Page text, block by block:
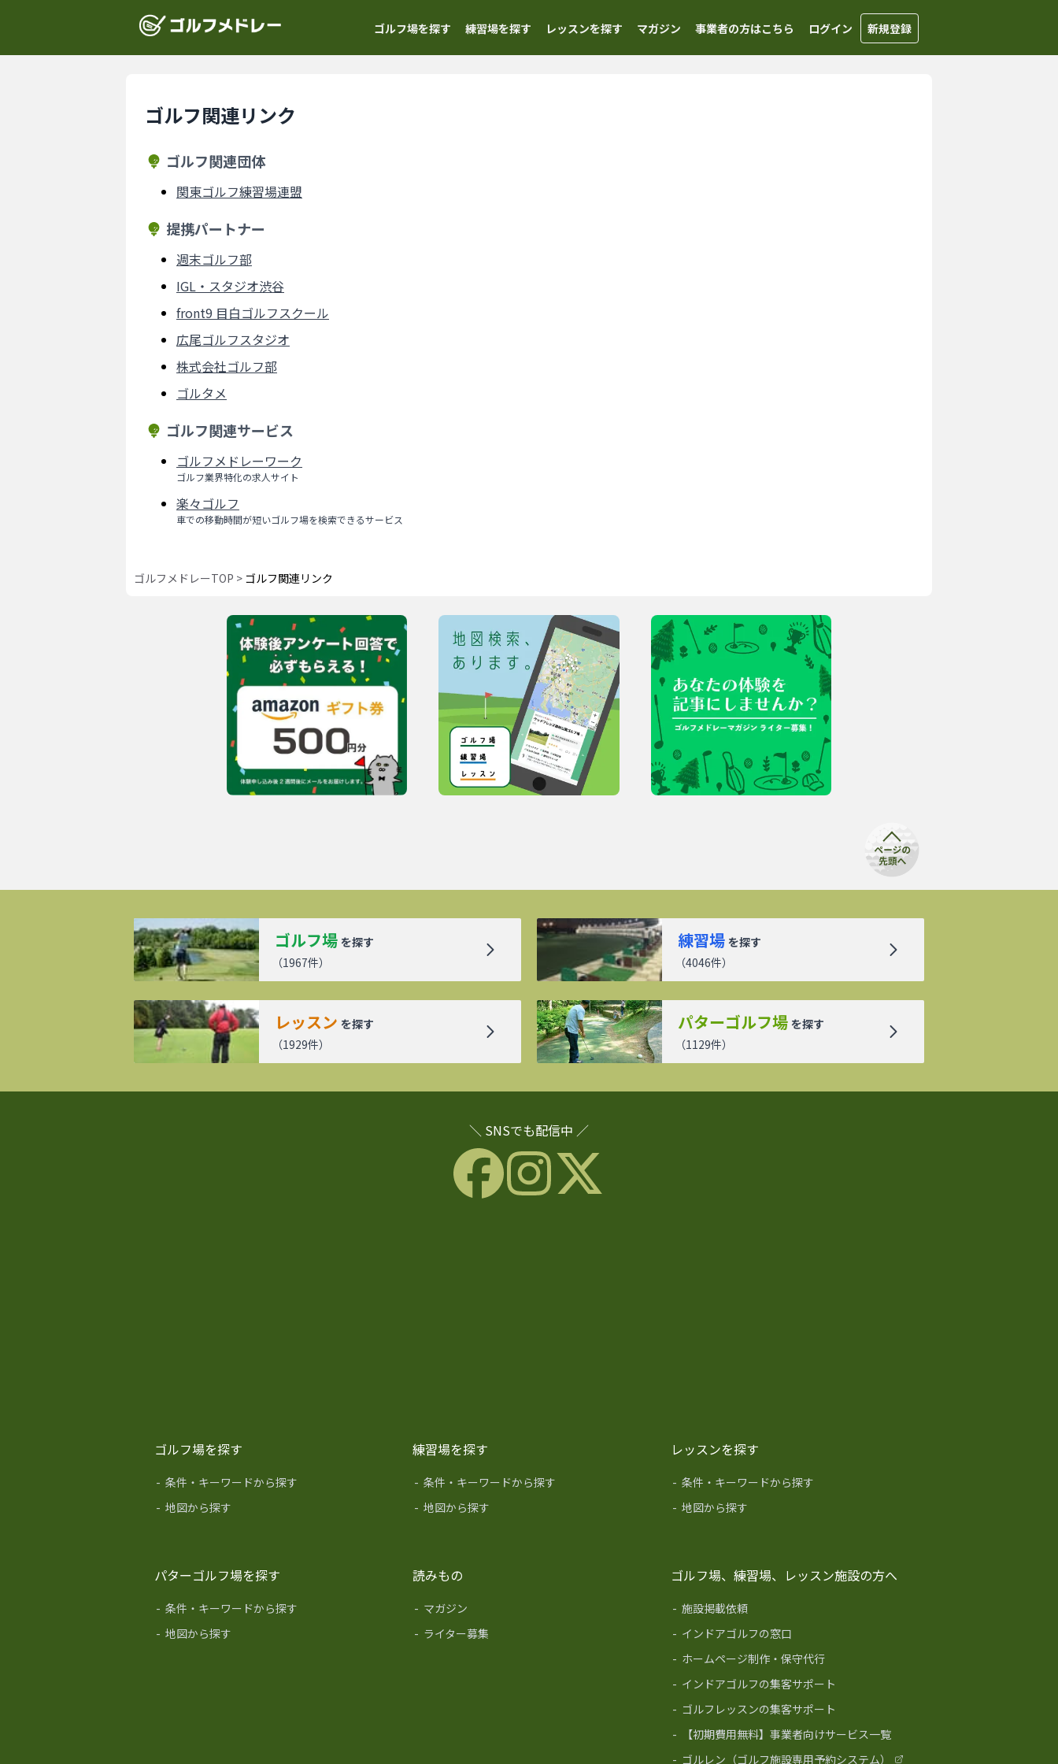
ゴルフ場を探す 練習場を探す レッスンを探す マガジン 事業者の方はこちら ログイン 新規登録
ゴルフ関連リンク
ゴルフ関連団体
関東ゴルフ練習場連盟
提携パートナー
週末ゴルフ部
IGL・スタジオ渋谷
front9 目白ゴルフスクール
広尾ゴルフスタジオ
株式会社ゴルフ部
ゴルタメ
ゴルフ関連サービス
ゴルフメドレーワーク
ゴルフ業界特化の求人サイト
楽々ゴルフ
車での移動時間が短いゴルフ場を検索できるサービス
ゴルフメドレーTOP > ゴルフ関連リンク
ゴルフ場 を探す
（1967件）
練習場 を探す
（4046件）
レッスン を探す
（1929件）
パターゴルフ場 を探す
（1129件）
＼ SNSでも配信中 ／
ゴルフ場を探す
- 条件・キーワードから探す
- 地図から探す
練習場を探す
- 条件・キーワードから探す
- 地図から探す
レッスンを探す
- 条件・キーワードから探す
- 地図から探す
パターゴルフ場を探す
- 条件・キーワードから探す
- 地図から探す
読みもの
- マガジン
- ライター募集
ゴルフ場、練習場、レッスン施設の方へ
- 施設掲載依頼
- インドアゴルフの窓口
- ホームページ制作・保守代行
- インドアゴルフの集客サポート
- ゴルフレッスンの集客サポート
-
【初期費用無料】事業者向けサービス一覧
- ゴルレン（ゴルフ施設専用予約システム）